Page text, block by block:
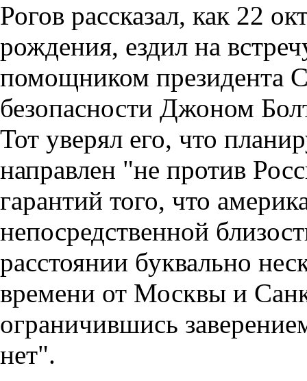
Рогов рассказал, как 22
рождения, ездил на
помощником президента
безопасности Джоном
Тот уверял его, что
направлен "не против
гарантий того, что
непосредственной
расстоянии буквально
времени от Москвы и
ограничившись
нет".